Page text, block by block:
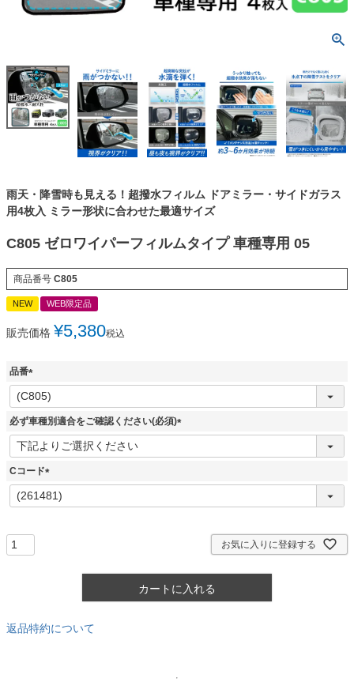
雨天・降雪時も見える！超撥水フィルム ドアミラー・サイドガラス
用4枚入 ミラー形状に合わせた最適サイズ
C805 ゼロワイパーフィルムタイプ 車種専用 05
商品番号 C805
NEW WEB限定品
販売価格 ¥5,380税込
品番
(
必
須
必ず車種別適合をご確認ください(必須)
(
Cコード
(
必
お気に入りに登録する
カートに入れる
返品特約について